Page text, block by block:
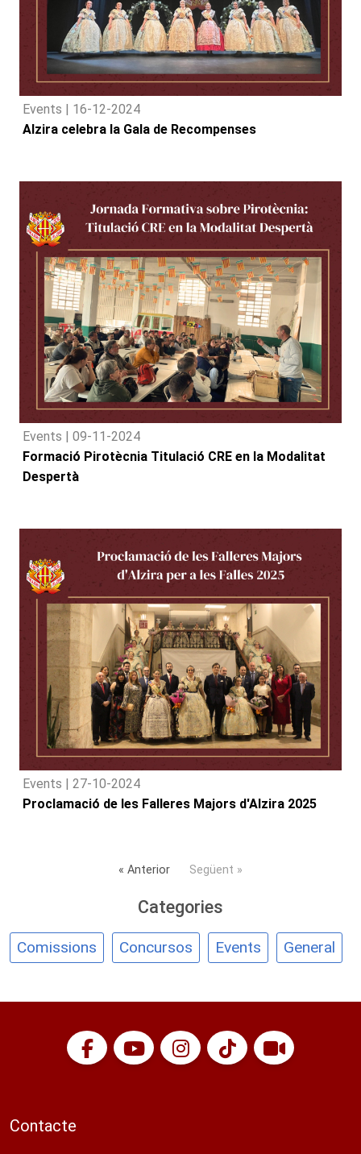
Events | 16-12-2024
Alzira celebra la Gala de Recompenses
Events | 09-11-2024
Formació Pirotècnia Titulació CRE en la Modalitat
Despertà
Events | 27-10-2024
Proclamació de les Falleres Majors d'Alzira 2025
« Anterior Següent »
Categories
Comissions Concursos Events General
Contacte